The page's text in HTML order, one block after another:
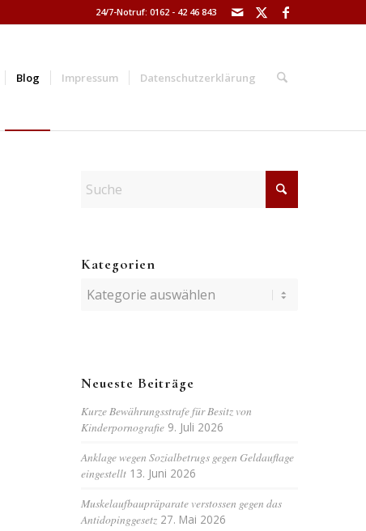
24/7-Notruf: 0162 - 42 46 843
Blog Impressum Datenschutzerklärung
Kategorien
Kategorien
Neueste Beiträge
Kurze Bewährungsstrafe für Besitz von
Kinderpornografie 9. Juli 2026
Anklage wegen Sozialbetrugs gegen Geldauflage
eingestellt 13. Juni 2026
Muskelaufbaupräparate verstossen gegen das
Antidopinggesetz 27. Mai 2026